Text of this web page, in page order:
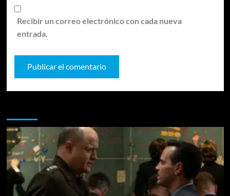
Recibir un correo electrónico con cada nueva
entrada.